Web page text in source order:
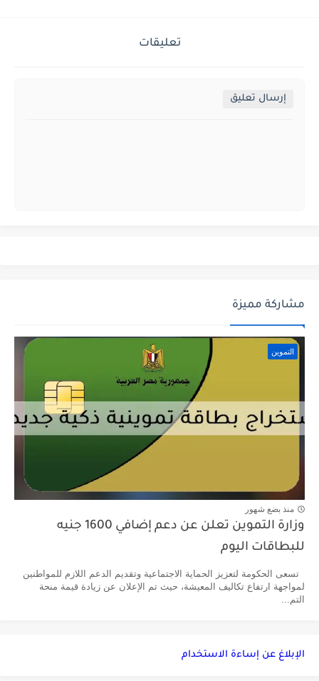
تعليقات
إرسال تعليق
مشاركة مميزة
التموين
منذ بضع شهور
وزارة التموين تعلن عن دعم إضافي 1600 جنيه
للبطاقات اليوم
تسعى الحكومة لتعزيز الحماية الاجتماعية وتقديم الدعم اللازم للمواطنين
لمواجهة ارتفاع تكاليف المعيشة، حيث تم الإعلان عن زيادة قيمة منحة
التم...
الإبلاغ عن إساءة الاستخدام